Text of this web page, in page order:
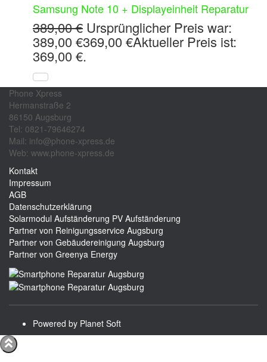
Samsung Note 10 + Displayeinheit Reparatur
389,00€ Ursprünglicher Preis war:
389,00 €369,00 €Aktueller Preis ist:
369,00 €.
Phone Xpress
Hermanstraße 2
86150 Augsburg
Tel: 0821-79646274
Mail: info@phone-xpress.de
Web: www.phone-xpress.de
Kontakt
Impressum
AGB
Datenschutzerklärung
Solarmodul Aufständerung PV Aufständerung
Partner von Reinigungsservice Augsburg
Partner von Gebäudereinigung Augsburg
Partner von Greenya Energy
Powered by Planet Soft